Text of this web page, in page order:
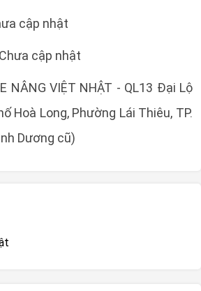
cập nhật
Chưa cập nhật
NÂNG VIỆT NHẬT - QL13 Đại Lộ
Hoà Long, Phường Lái Thiêu, TP.
Dương cũ)